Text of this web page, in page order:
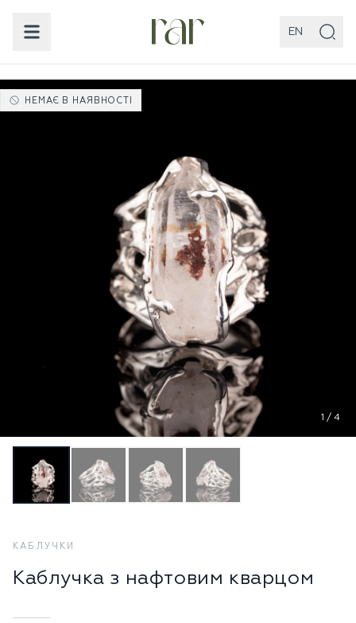
EN
НЕМАЄ В НАЯВНОСТІ
1 / 4
КАБЛУЧКИ
Каблучка з нафтовим кварцом